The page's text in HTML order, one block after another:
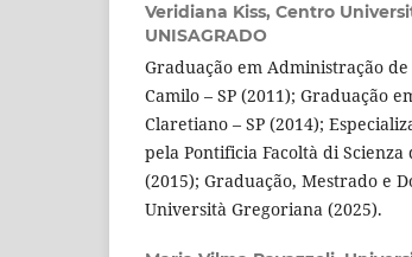
Veridiana Kiss, Centro
UNISAGRADO
Graduação em Administração
Camilo – SP (2011); Graduação
Claretiano – SP (2014);
pela Pontificia Facoltà di Scienza
(2015); Graduação, Mestrado e
Università Gregoriana (2025).